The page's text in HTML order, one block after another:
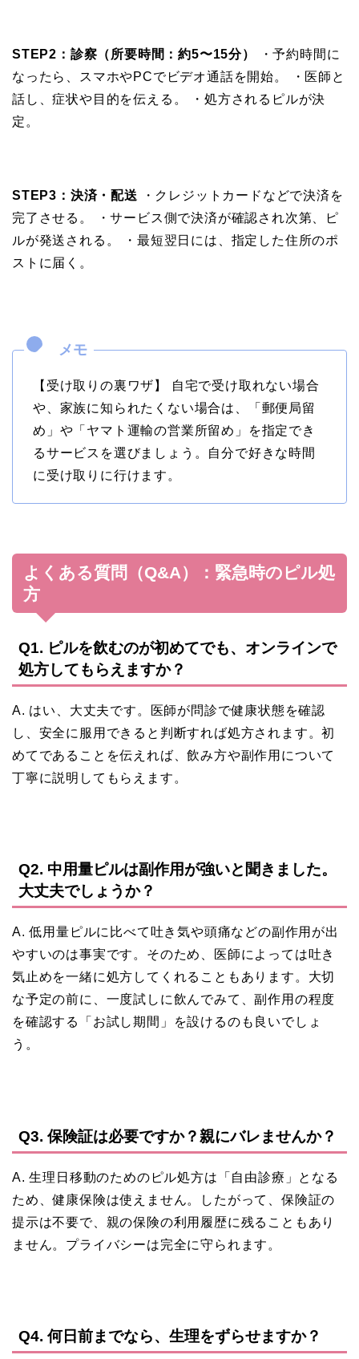
STEP2：診察（所要時間：約5〜15分）
・予約時間に
なったら、スマホやPCでビデオ通話を開始。 ・医師と
話し、症状や目的を伝える。 ・処方されるピルが決
定。
STEP3：決済・配送
・クレジットカードなどで決済を
完了させる。 ・サービス側で決済が確認され次第、ピ
ルが発送される。 ・最短翌日には、指定した住所のポ
ストに届く。
【受け取りの裏ワザ】 自宅で受け取れない場合
や、家族に知られたくない場合は、「郵便局留
め」や「ヤマト運輸の営業所留め」を指定でき
るサービスを選びましょう。自分で好きな時間
に受け取りに行けます。
よくある質問（Q&A）：緊急時のピル処
方
Q1. ピルを飲むのが初めてでも、オンラインで
処方してもらえますか？
A. はい、大丈夫です。医師が問診で健康状態を確認
し、安全に服用できると判断すれば処方されます。初
めてであることを伝えれば、飲み方や副作用について
丁寧に説明してもらえます。
Q2. 中用量ピルは副作用が強いと聞きました。
大丈夫でしょうか？
A. 低用量ピルに比べて吐き気や頭痛などの副作用が出
やすいのは事実です。そのため、医師によっては吐き
気止めを一緒に処方してくれることもあります。大切
な予定の前に、一度試しに飲んでみて、副作用の程度
を確認する「お試し期間」を設けるのも良いでしょ
う。
Q3. 保険証は必要ですか？親にバレませんか？
A. 生理日移動のためのピル処方は「自由診療」となる
ため、健康保険は使えません。したがって、保険証の
提示は不要で、親の保険の利用履歴に残ることもあり
ません。プライバシーは完全に守られます。
Q4. 何日前までなら、生理をずらせますか？